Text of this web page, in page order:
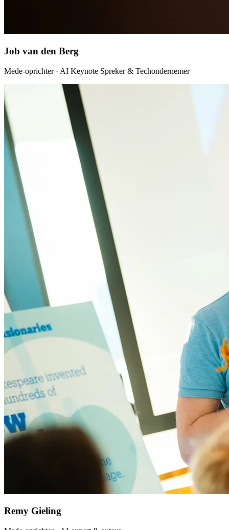
Job van den Berg
Mede-oprichter · AI Keynote Spreker & Techondernemer
Remy Gieling